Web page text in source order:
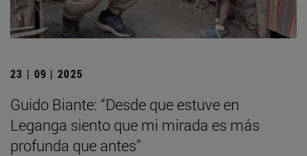
23 | 09 | 2025
Guido Biante: “Desde que estuve en
Leganga siento que mi mirada es más
profunda que antes”